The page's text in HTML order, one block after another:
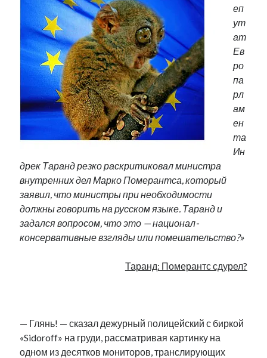
еп
ут
ат
Ев
ро
па
рл
ам
ен
та
Ин
дрек Таранд резко раскритиковал министра
внутренних дел Марко Померантса, который
заявил, что министры при необходимости
должны говорить на русском языке. Таранд и
задался вопросом, что это — национал-
консервативные взгляды или помешательство?»
Таранд: Померантс сдурел?
— Глянь! — сказал дежурный полицейский с биркой
«Sidoroff» на груди, рассматривая картинку на
одном из десятков мониторов, транслирующих